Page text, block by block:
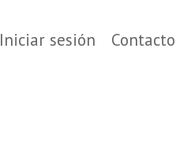
Iniciar sesión Contacto